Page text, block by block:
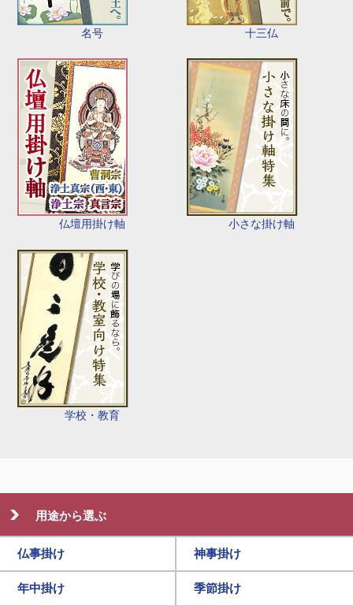
名号 十三仏
仏壇用掛け軸 小さな掛け軸
学校・教育
用途から選ぶ
仏事掛け 神事掛け
年中掛け 季節掛け